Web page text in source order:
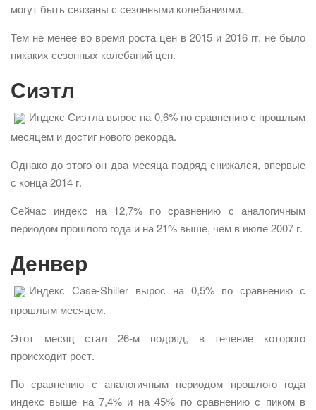
могут быть связаны с сезонными колебаниями.
Тем не менее во время роста цен в 2015 и 2016 гг. не было
никаких сезонных колебаний цен.
Сиэтл
Индекс Сиэтла вырос на 0,6% по сравнению с прошлым
месяцем и достиг нового рекорда.
Однако до этого он два месяца подряд снижался, впервые
с конца 2014 г.
Сейчас индекс на 12,7% по сравнению с аналогичным
периодом прошлого года и на 21% выше, чем в июле 2007 г.
Денвер
Индекс Case-Shiller вырос на 0,5% по сравнению с
прошлым месяцем.
Этот месяц стал 26-м подряд, в течение которого
происходит рост.
По сравнению с аналогичным периодом прошлого года
индекс выше на 7,4% и на 45% по сравнению с пиком в